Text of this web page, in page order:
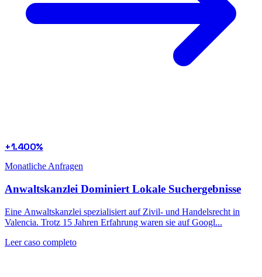
+1.400%
Monatliche Anfragen
Anwaltskanzlei Dominiert Lokale Suchergebnisse
Eine Anwaltskanzlei spezialisiert auf Zivil- und Handelsrecht in
Valencia. Trotz 15 Jahren Erfahrung waren sie auf Googl...
Leer caso completo